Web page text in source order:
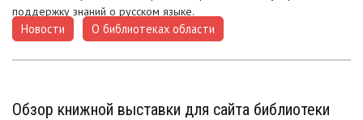
поддержку знаний о русском языке.
Новости О библиотеках области
Обзор книжной выставки для сайта библиотеки